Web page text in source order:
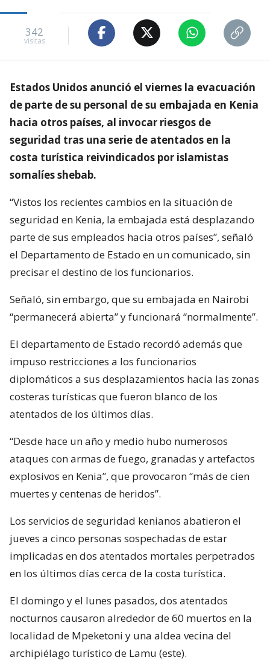
342
visitas
Estados Unidos anunció el viernes la evacuación
de parte de su personal de su embajada en Kenia
hacia otros países, al invocar riesgos de
seguridad tras una serie de atentados en la
costa turística reivindicados por islamistas
somalíes shebab.
“Vistos los recientes cambios en la situación de
seguridad en Kenia, la embajada está desplazando
parte de sus empleados hacia otros países”, señaló
el Departamento de Estado en un comunicado, sin
precisar el destino de los funcionarios.
Señaló, sin embargo, que su embajada en Nairobi
“permanecerá abierta” y funcionará “normalmente”.
El departamento de Estado recordó además que
impuso restricciones a los funcionarios
diplomáticos a sus desplazamientos hacia las zonas
costeras turísticas que fueron blanco de los
atentados de los últimos días.
“Desde hace un año y medio hubo numerosos
ataques con armas de fuego, granadas y artefactos
explosivos en Kenia”, que provocaron “más de cien
muertes y centenas de heridos”.
Los servicios de seguridad kenianos abatieron el
jueves a cinco personas sospechadas de estar
implicadas en dos atentados mortales perpetrados
en los últimos días cerca de la costa turística.
El domingo y el lunes pasados, dos atentados
nocturnos causaron alrededor de 60 muertos en la
localidad de Mpeketoni y una aldea vecina del
archipiélago turístico de Lamu (este).